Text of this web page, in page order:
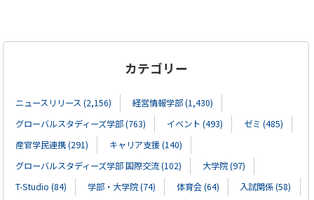
カテゴリー
ニュースリリース (2,156)
経営情報学部 (1,430)
グローバルスタディーズ学部 (763)
イベント (493)
ゼミ (485)
産官学民連携 (291)
キャリア支援 (140)
グローバルスタディーズ学部 国際交流 (102)
大学院 (97)
T-Studio (84)
学部・大学院 (74) 体育会 (64)
入試関係 (58)